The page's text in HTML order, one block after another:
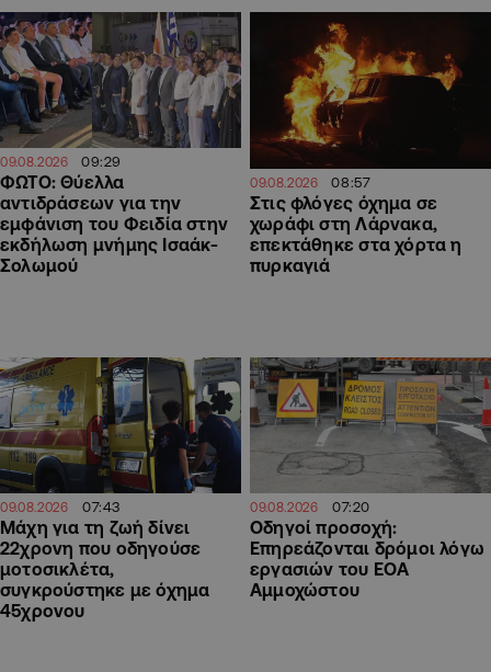
09.08.2026 09:29
ΦΩΤΟ: Θύελλα
αντιδράσεων για την
εμφάνιση του Φειδία στην
εκδήλωση μνήμης Ισαάκ-
Σολωμού
09.08.2026 08:57
Στις φλόγες όχημα σε
χωράφι στη Λάρνακα,
επεκτάθηκε στα χόρτα η
πυρκαγιά
09.08.2026 07:43
Μάχη για τη ζωή δίνει
22χρονη που οδηγούσε
μοτοσικλέτα,
συγκρούστηκε με όχημα
45χρονου
09.08.2026 07:20
Οδηγοί προσοχή:
Επηρεάζονται δρόμοι λόγω
εργασιών του ΕΟΑ
Αμμοχώστου